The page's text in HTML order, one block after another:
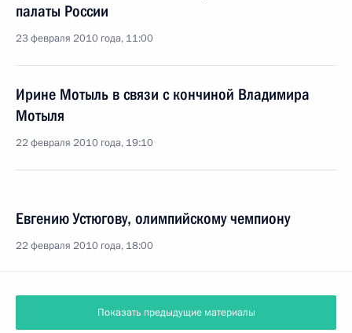
палаты России
23 февраля 2010 года, 11:00
Ирине Мотыль в связи с кончиной Владимира
Мотыля
22 февраля 2010 года, 19:10
Евгению Устюгову, олимпийскому чемпиону
22 февраля 2010 года, 18:00
Показать предыдущие материалы